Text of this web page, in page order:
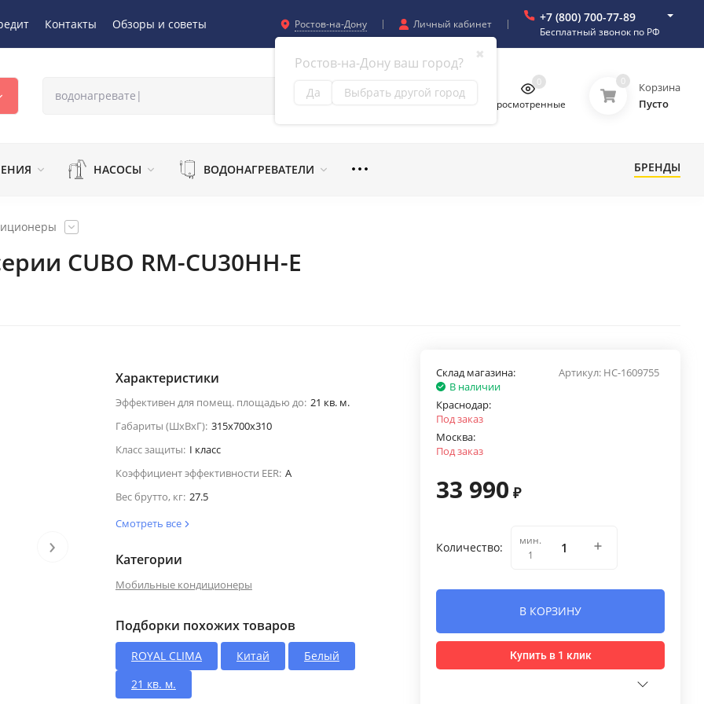
Контакты Обзоры и советы Ростов-на-Дону
✖
Ростов-на-Дону ваш город?
Да Выбрать другой город
Личный кабинет +7 (800) 700-77-89
Бесплатный звонок по РФ
Просмотренные
0 0
Корзина
Пусто
НАСОСЫ ВОДОНАГРЕВАТЕЛИ БРЕНДЫ
CUBO RM-CU30HH-E
›
Характеристики
Эффективен для помещ. площадью до: 21 кв. м.
Габариты (ШхВхГ): 315x700x310
Класс защиты: I класс
Коэффициент эффективности EER: A
Вес брутто, кг: 27.5
Смотреть все
Категории
Мобильные кондиционеры
Подборки похожих товаров
ROYAL CLIMA Китай
Белый
21 кв. м.
Артикул: НС-1609755
Склад магазина:
В наличии
Краснодар:
Под заказ
Москва:
Под заказ
33 990 ₽
Количество:
мин.
1
В КОРЗИНУ
Купить в 1 клик